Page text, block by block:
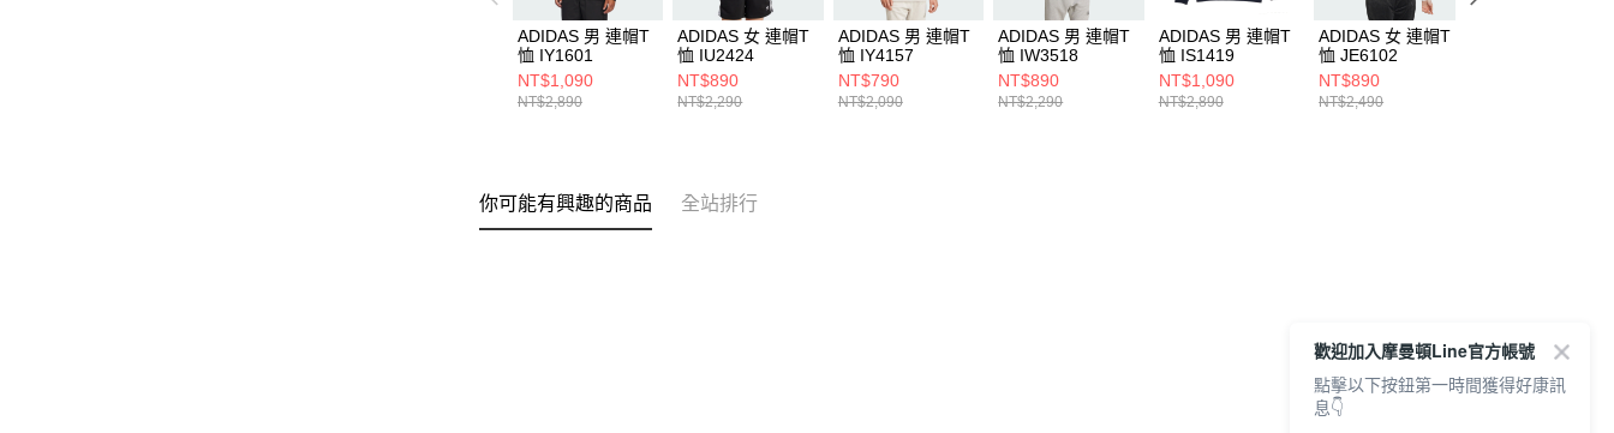
ADIDAS 男 連帽T
恤 IY1601
NT$1,090
NT$2,890
ADIDAS 女 連帽T
恤 IU2424
NT$890
NT$2,290
ADIDAS 男 連帽T
恤 IY4157
NT$790
NT$2,090
ADIDAS 男 連帽T
恤 IW3518
NT$890
NT$2,290
ADIDAS 男 連帽T
恤 IS1419
NT$1,090
NT$2,890
ADIDAS 女 連帽T
恤 JE6102
NT$890
NT$2,490
你可能有興趣的商品 全站排行
歡迎加入摩曼頓Line官方帳號
點擊以下按鈕第一時間獲得好康訊
息👇